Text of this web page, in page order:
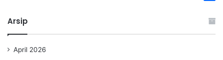
Arsip
April 2026